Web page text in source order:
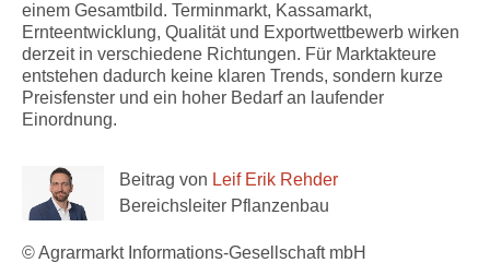
einem Gesamtbild. Terminmarkt, Kassamarkt,
Ernteentwicklung, Qualität und Exportwettbewerb wirken
derzeit in verschiedene Richtungen. Für Marktakteure
entstehen dadurch keine klaren Trends, sondern kurze
Preisfenster und ein hoher Bedarf an laufender
Einordnung.
Beitrag von Leif Erik Rehder
Bereichsleiter Pflanzenbau
© Agrarmarkt Informations-Gesellschaft mbH